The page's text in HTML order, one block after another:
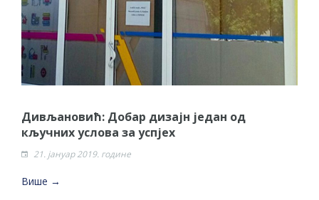
Дивљановић: Добар дизајн један од
кључних услова за успјех
21. јануар 2019. године
Више →